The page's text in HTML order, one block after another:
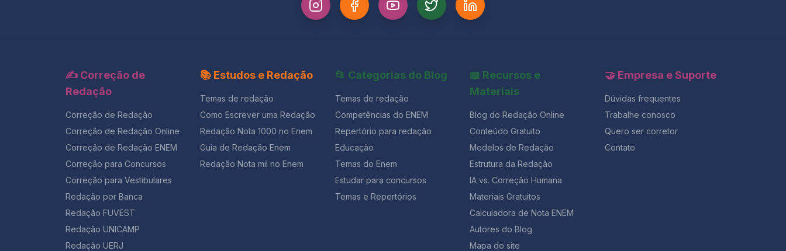
✍️ Correção de
Redação
Correção de Redação
Correção de Redação Online
Correção de Redação ENEM
Correção para Concursos
Correção para Vestibulares
Redação por Banca
Redação FUVEST
Redação UNICAMP
Redação UERJ
📚 Estudos e Redação
Temas de redação
Como Escrever uma Redação
Redação Nota 1000 no Enem
Guia de Redação Enem
Redação Nota mil no Enem
📂 Categorias do Blog
Temas de redação
Competências do ENEM
Repertório para redação
Educação
Temas do Enem
Estudar para concursos
Temas e Repertórios
📖 Recursos e
Materiais
Blog do Redação Online
Conteúdo Gratuito
Modelos de Redação
Estrutura da Redação
IA vs. Correção Humana
Materiais Gratuitos
Calculadora de Nota ENEM
Autores do Blog
Mapa do site
🤝 Empresa e Suporte
Dúvidas frequentes
Trabalhe conosco
Quero ser corretor
Contato